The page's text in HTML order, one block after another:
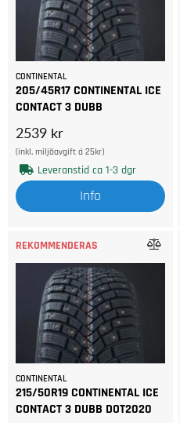
CONTINENTAL
205/45R17 CONTINENTAL ICE
CONTACT 3 DUBB
2539 kr
(inkl. miljöavgift á 25kr)
Leveranstid ca 1-3 dgr
Info
REKOMMENDERAS
CONTINENTAL
215/50R19 CONTINENTAL ICE
CONTACT 3 DUBB DOT2020